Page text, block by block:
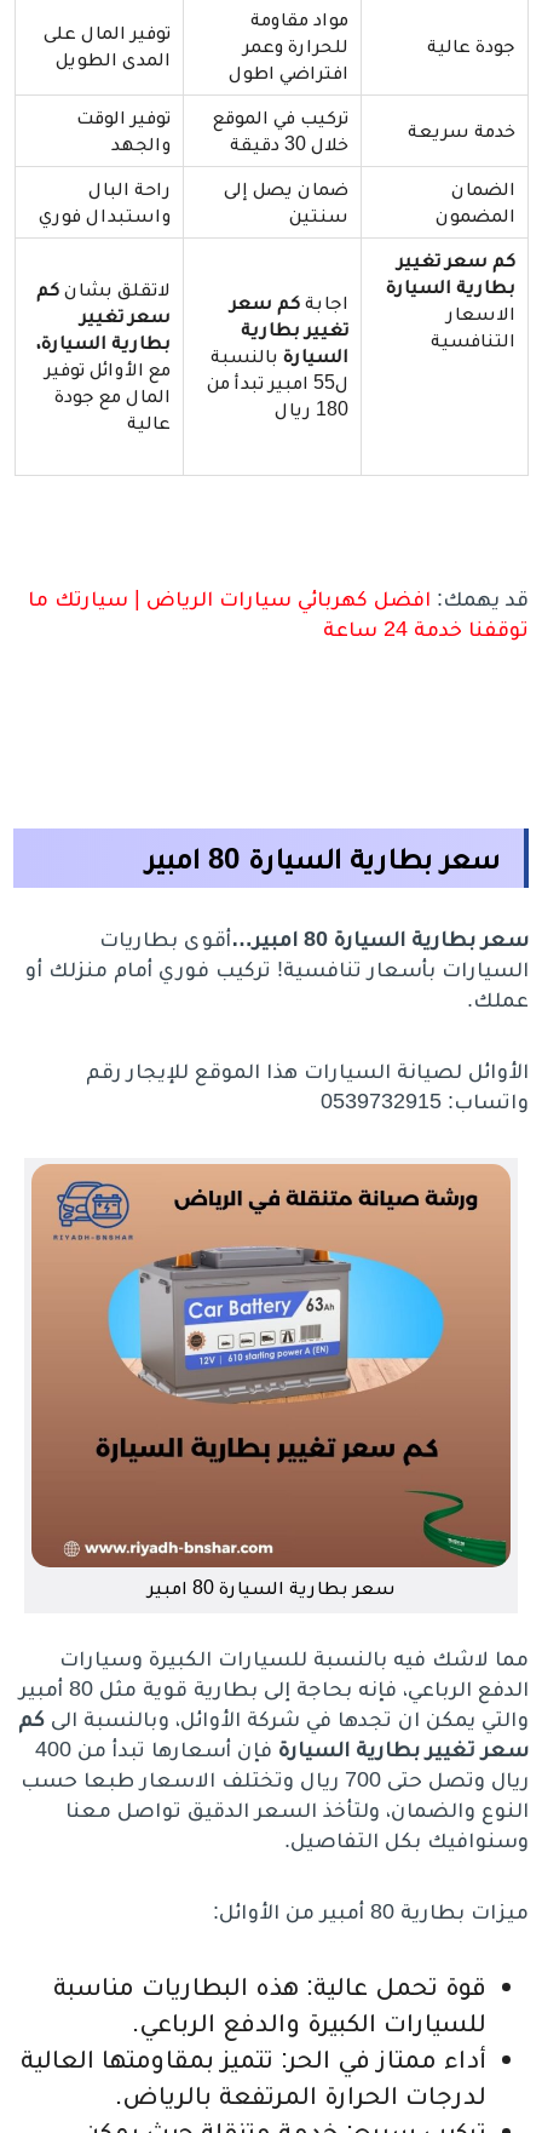
جودة عالية
مواد مقاومة
للحرارة وعمر
افتراضي اطول
توفير المال على
المدى الطويل
خدمة سريعة
تركيب في الموقع
خلال 30 دقيقة
توفير الوقت
والجهد
الضمان
المضمون
ضمان يصل إلى
سنتين
راحة البال
واستبدال فوري
كم سعر تغيير
بطارية السيارة
الاسعار
التنافسية
اجابةكم سعر
تغيير بطارية
السيارة بالنسبة
ل55 امبير تبدأ من
180 ريال
لاتقلق بشانكم
سعر تغيير
بطارية السيارة،
مع الأوائل توفير
المال مع جودة
عالية
قد يهمك: افضل كهربائي سيارات الرياض | سيارتك ما
توقفنا خدمة 24 ساعة
سعر بطارية السيارة 80 امبير
سعر بطارية السيارة 80 امبير…
أقوى بطاريات
السيارات بأسعار تنافسية! تركيب فوري أمام منزلك أو
عملك.
الأوائل لصيانة السيارات هذا الموقع للإيجار رقم
واتساب: 0539732915
سعر بطارية السيارة 80 امبير
مما لاشك فيه بالنسبة للسيارات الكبيرة وسيارات
الدفع الرباعي، فإنه بحاجة إلى بطارية قوية مثل 80 أمبير
والتي يمكن ان تجدها في شركة الأوائل، وبالنسبة الىكم
سعر تغيير بطارية السيارة
فإن أسعارها تبدأ من 400
ريال وتصل حتى 700 ريال وتختلف الاسعار طبعا حسب
النوع والضمان، ولتأخذ السعر الدقيق تواصل معنا
وسنوافيك بكل التفاصيل.
ميزات بطارية 80 أمبير من الأوائل:
قوة تحمل عالية: هذه البطاريات مناسبة
للسيارات الكبيرة والدفع الرباعي.
أداء ممتاز في الحر: تتميز بمقاومتها العالية
لدرجات الحرارة المرتفعة بالرياض.